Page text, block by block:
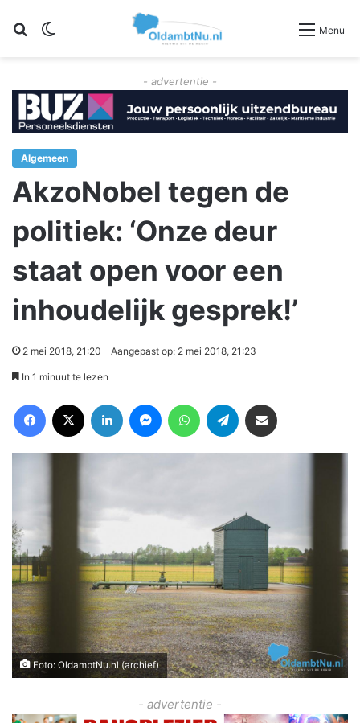
Zoeken Menu
- advertentie -
Algemeen
AkzoNobel tegen de
politiek: ‘Onze deur
staat open voor een
inhoudelijk gesprek!’
2 mei 2018, 21:20 Aangepast op: 2 mei 2018, 21:23
In 1 minuut te lezen
Foto: OldambtNu.nl (archief)
- advertentie -